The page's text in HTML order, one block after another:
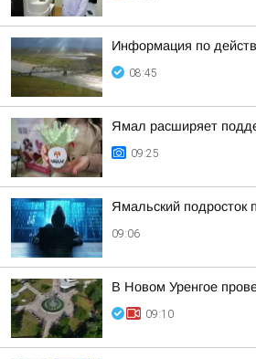
Информация по
08:45
Ямал расширяет
09:25
Ямальский подросток
09:06
В Новом Уренгое
09:10